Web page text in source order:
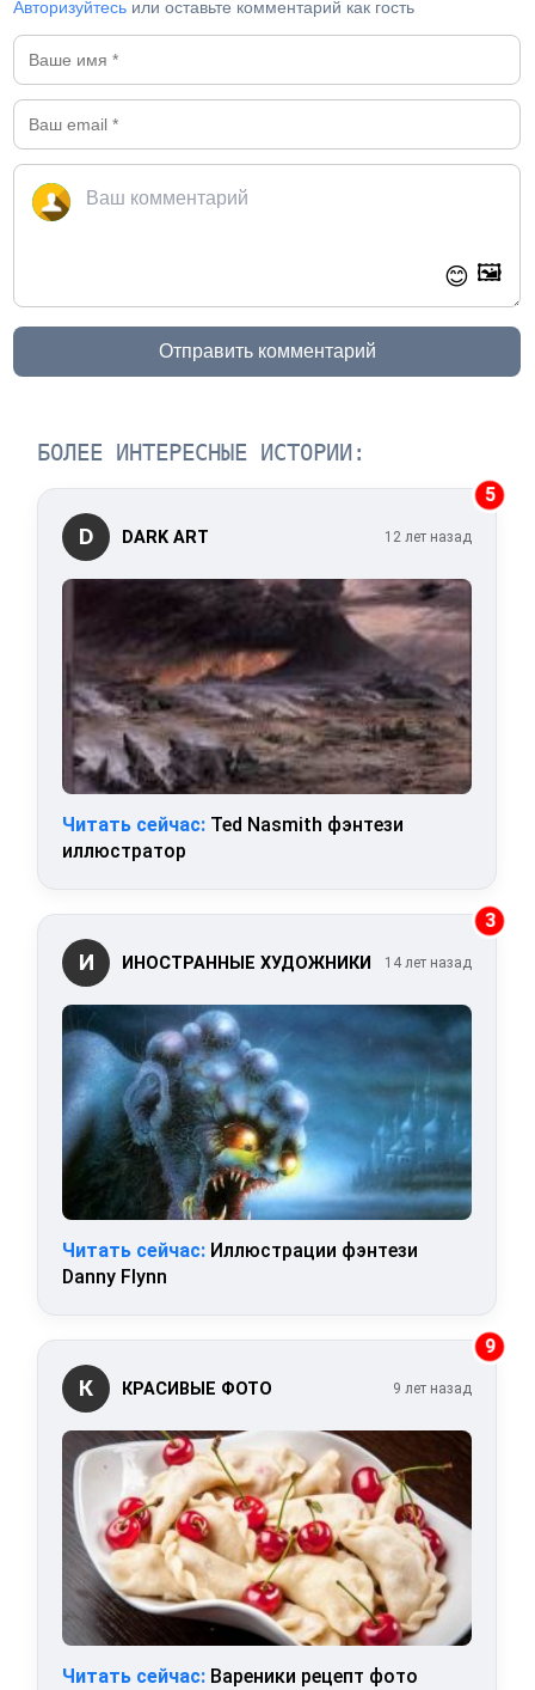
Авторизуйтесь или оставьте комментарий как гость
😊 🖼️
Отправить комментарий
БОЛЕЕ ИНТЕРЕСНЫЕ ИСТОРИИ:
5
D DARK ART 12 лет назад
Читать сейчас: Ted Nasmith фэнтези
иллюстратор
3
И ИНОСТРАННЫЕ ХУДОЖНИКИ 14 лет назад
Читать сейчас: Иллюстрации фэнтези
Danny Flynn
9
К КРАСИВЫЕ ФОТО 9 лет назад
Читать сейчас: Вареники рецепт фото